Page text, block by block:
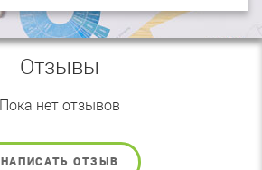
Отзывы
Пока нет отзывов
НАПИСАТЬ ОТЗЫВ